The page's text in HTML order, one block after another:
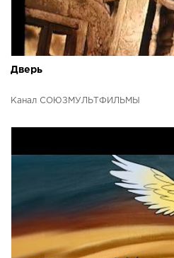
Дверь
Канал СОЮЗМУЛЬТФИЛЬМЫ